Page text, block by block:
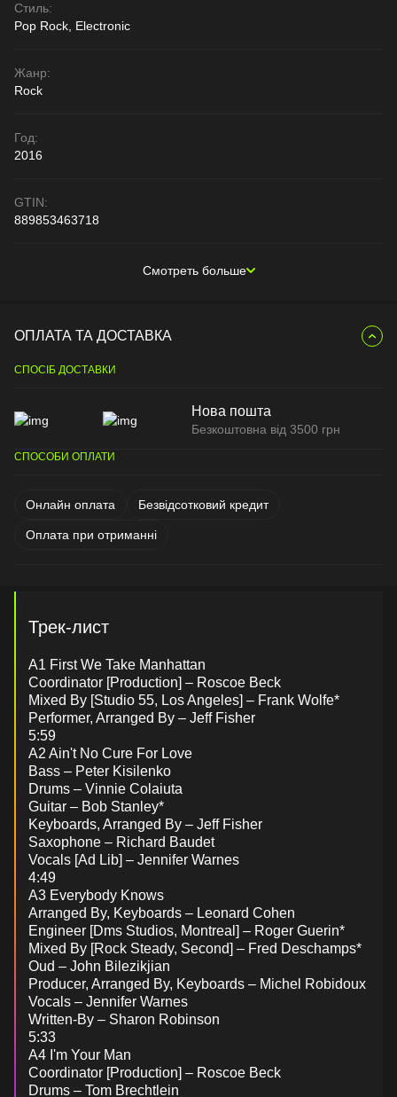
Стиль:
Pop Rock, Electronic
Жанр:
Rock
Год:
2016
GTIN:
889853463718
Смотреть больше
ОПЛАТА ТА ДОСТАВКА
СПОСІБ ДОСТАВКИ
Нова пошта
Безкоштовна від 3500 грн
СПОСОБИ ОПЛАТИ
Онлайн оплата Безвідсотковий кредит
Оплата при отриманні
Трек-лист
A1 First We Take Manhattan
Coordinator [Production] – Roscoe Beck
Mixed By [Studio 55, Los Angeles] – Frank Wolfe*
Performer, Arranged By – Jeff Fisher
5:59
A2 Ain't No Cure For Love
Bass – Peter Kisilenko
Drums – Vinnie Colaiuta
Guitar – Bob Stanley*
Keyboards, Arranged By – Jeff Fisher
Saxophone – Richard Baudet
Vocals [Ad Lib] – Jennifer Warnes
4:49
A3 Everybody Knows
Arranged By, Keyboards – Leonard Cohen
Engineer [Dms Studios, Montreal] – Roger Guerin*
Mixed By [Rock Steady, Second] – Fred Deschamps*
Oud – John Bilezikjian
Producer, Arranged By, Keyboards – Michel Robidoux
Vocals – Jennifer Warnes
Written-By – Sharon Robinson
5:33
A4 I'm Your Man
Coordinator [Production] – Roscoe Beck
Drums – Tom Brechtlein